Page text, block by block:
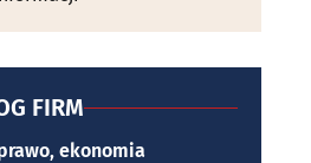
FIRM
ekonomia